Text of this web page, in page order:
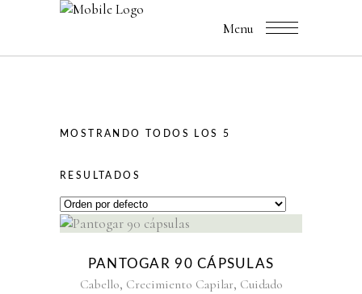
Menu
MOSTRANDO TODOS LOS 5
RESULTADOS
PANTOGAR 90 CÁPSULAS
Cabello, Crecimiento Capilar, Cuidado